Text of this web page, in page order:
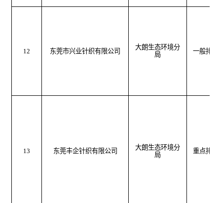
12 东莞市兴业针织有限公司
大朗生态环境分
局
一般排污
13 东莞丰企针织有限公司
大朗生态环境分
局
重点排污